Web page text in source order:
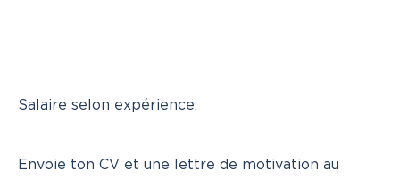
Salaire selon expérience.
Envoie ton CV et une lettre de motivation au